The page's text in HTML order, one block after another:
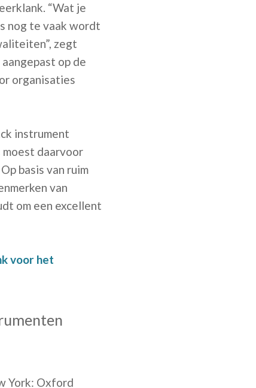
“Wat je
nog te vaak wordt
zegt
op de
organisaties
instrument
daarvoor
basis van ruim
van
om een excellent
voor het
York: Oxford